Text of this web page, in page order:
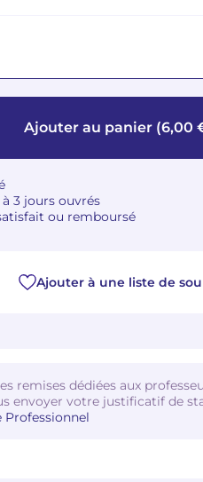
Ajouter au panier(6,00
3 jours ouvrés
ou remboursé
Ajouter à une liste de
remises dédiées aux
envoyer votre justificatif de
Professionnel